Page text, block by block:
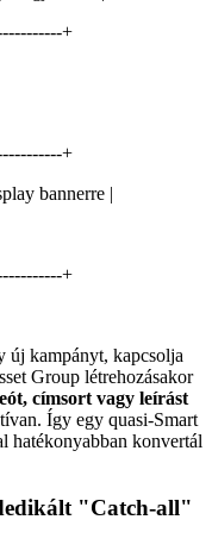
+
+
bannerre |
+
új kampányt, kapcsolja
Group létrehozásakor
címsort vagy leírást
Így egy quasi-Smart
hatékonyabban konvertál
"Catch-all"